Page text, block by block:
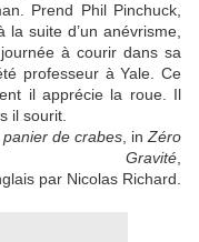
Prend Phil Pinchuck,
suite d’un anévrisme,
à courir dans sa
professeur à Yale. Ce
il apprécie la roue. Il
il sourit.
de crabes , in Zéro
Gravité
par Nicolas Richard.